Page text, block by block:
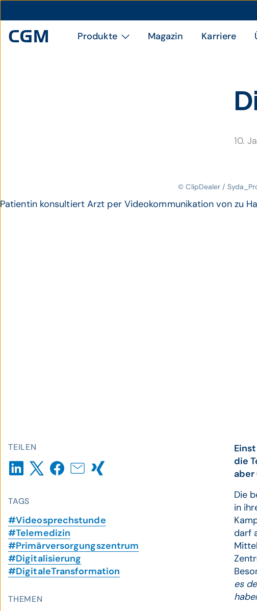
Produkte Magazin Karriere
10.
© ClipDealer /
Patientin konsultiert Arzt per Videokommunikation von zu
TEILEN
TAGS
#Videosprechstunde
#Telemedizin
#Primärversorgungszentrum
#Digitalisierung
#DigitaleTransformation
THEMEN
die
Die
in
darf
es